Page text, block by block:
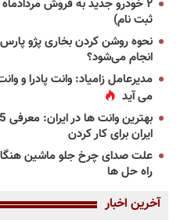
۲ خودرو جدید به فروش
ثبت نام)
نحوه روشن کردن بخاری پژو
انجام می‌شود؟
مدیرعامل زامیاد: وانت پادرا و
می آید
ایران برای کار کردن
علت صدای چرخ جلو ماشین
راه حل ها
آخرین اخبار